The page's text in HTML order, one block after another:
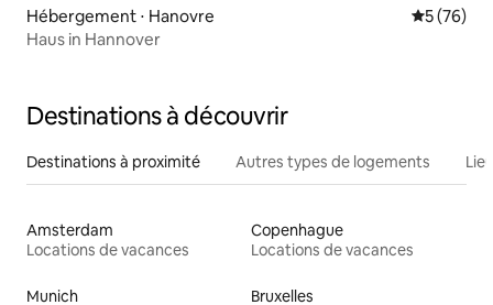
Hébergement ⋅ Hanovre
5 (76)
Haus in Hannover
Destinations à découvrir
Destinations à proximité Autres types de logements
Amsterdam
Locations de vacances
Copenhague
Locations de vacances
Munich Bruxelles